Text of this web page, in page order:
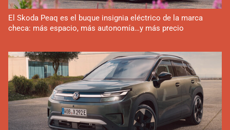
El Skoda Peaq es el buque insignia eléctrico de la marca
checa: más espacio, más autonomía…y más precio